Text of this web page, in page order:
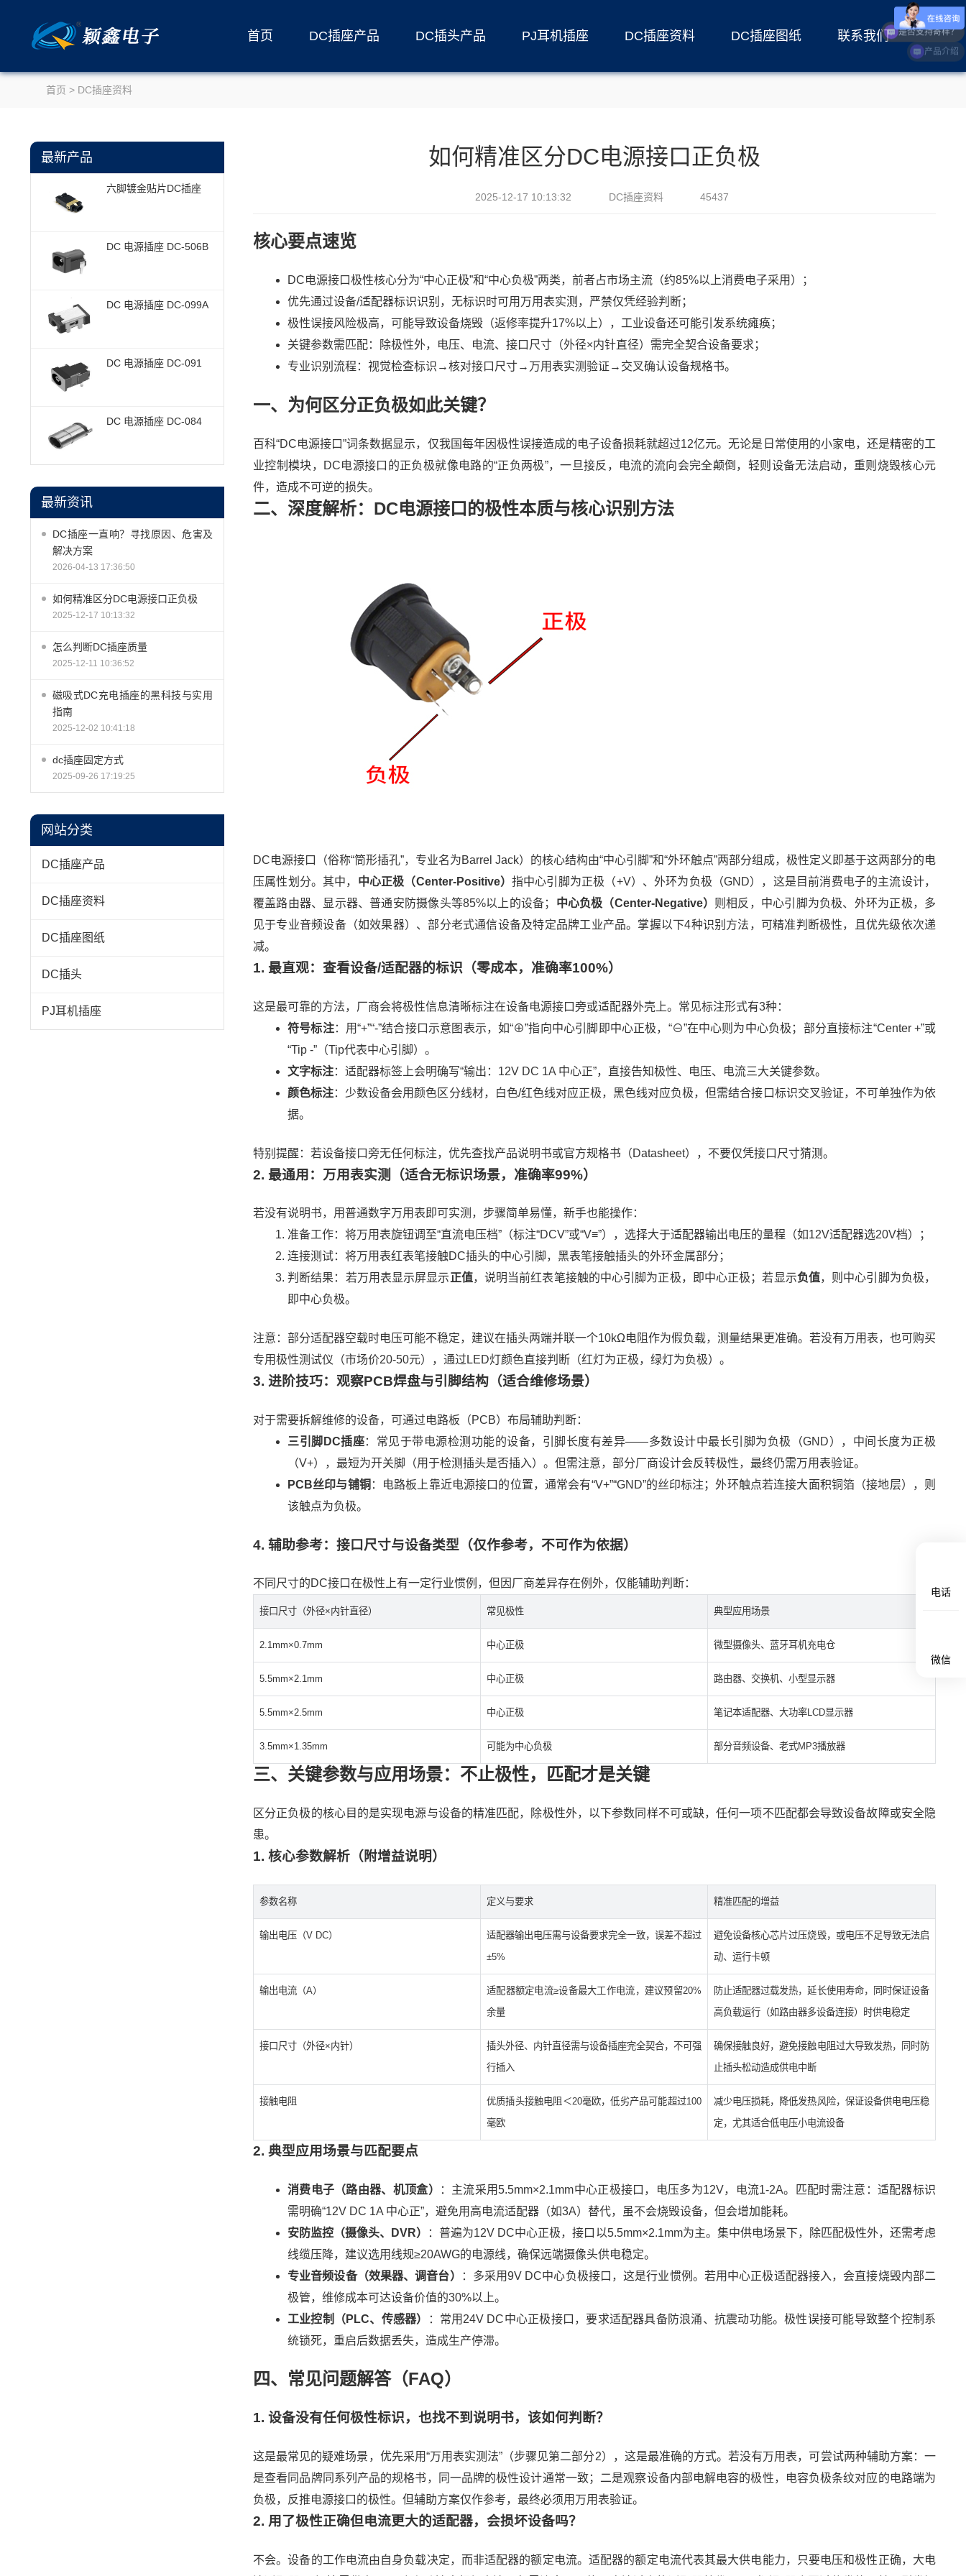
首页 DC插座产品 DC插头产品 PJ耳机插座 DC插座资料 DC插座图纸 联系我们
首页 > DC插座资料
最新产品
六脚镀金贴片DC插座
DC 电源插座 DC-506B
DC 电源插座 DC-099A
DC 电源插座 DC-091
DC 电源插座 DC-084
最新资讯
DC插座一直响？寻找原因、危害及
解决方案
2026-04-13 17:36:50
如何精准区分DC电源接口正负极
2025-12-17 10:13:32
怎么判断DC插座质量
2025-12-11 10:36:52
磁吸式DC充电插座的黑科技与实用
指南
2025-12-02 10:41:18
dc插座固定方式
2025-09-26 17:19:25
网站分类
DC插座产品
DC插座资料
DC插座图纸
DC插头
PJ耳机插座
如何精准区分DC电源接口正负极
2025-12-17 10:13:32 DC插座资料 45437
核心要点速览
DC电源接口极性核心分为“中心正极”和“中心负极”两类，前者占市场主流（约85%以上消费电子采用）；
优先通过设备/适配器标识识别，无标识时可用万用表实测，严禁仅凭经验判断；
极性误接风险极高，可能导致设备烧毁（返修率提升17%以上），工业设备还可能引发系统瘫痪；
关键参数需匹配：除极性外，电压、电流、接口尺寸（外径×内针直径）需完全契合设备要求；
专业识别流程：视觉检查标识→核对接口尺寸→万用表实测验证→交叉确认设备规格书。
一、为何区分正负极如此关键？
百科“DC电源接口”词条数据显示，仅我国每年因极性误接造成的电子设备损耗就超过12亿元。无论是日常使用的小家电，还是精密的工
业控制模块，DC电源接口的正负极就像电路的“正负两极”，一旦接反，电流的流向会完全颠倒，轻则设备无法启动，重则烧毁核心元
件，造成不可逆的损失。
二、深度解析：DC电源接口的极性本质与核心识别方法
DC电源接口（俗称“筒形插孔”，专业名为Barrel Jack）的核心结构由“中心引脚”和“外环触点”两部分组成，极性定义即基于这两部分的电
压属性划分。其中， 中心正极（Center-Positive） 指中心引脚为正极（+V）、外环为负极（GND），这是目前消费电子的主流设计，
覆盖路由器、显示器、普通安防摄像头等85%以上的设备；
中心负极（Center-Negative） 则相反，中心引脚为负极、外环为正极，多
见于专业音频设备（如效果器）、部分老式通信设备及特定品牌工业产品。掌握以下4种识别方法，可精准判断极性，且优先级依次递
减。
1. 最直观：查看设备/适配器的标识（零成本，准确率100%）
这是最可靠的方法，厂商会将极性信息清晰标注在设备电源接口旁或适配器外壳上。常见标注形式有3种：
符号标注：用“+”“-”结合接口示意图表示，如“⊕”指向中心引脚即中心正极，“⊖”在中心则为中心负极；部分直接标注“Center +”或
“Tip -”（Tip代表中心引脚）。
文字标注：适配器标签上会明确写“输出：12V DC 1A 中心正”，直接告知极性、电压、电流三大关键参数。
颜色标注：少数设备会用颜色区分线材，白色/红色线对应正极，黑色线对应负极，但需结合接口标识交叉验证，不可单独作为依
据。
特别提醒：若设备接口旁无任何标注，优先查找产品说明书或官方规格书（Datasheet），不要仅凭接口尺寸猜测。
2. 最通用：万用表实测（适合无标识场景，准确率99%）
若没有说明书，用普通数字万用表即可实测，步骤简单易懂，新手也能操作：
准备工作：将万用表旋钮调至“直流电压档”（标注“DCV”或“V≡”），选择大于适配器输出电压的量程（如12V适配器选20V档）；
连接测试：将万用表红表笔接触DC插头的中心引脚，黑表笔接触插头的外环金属部分；
判断结果：若万用表显示屏显示正值，说明当前红表笔接触的中心引脚为正极，即中心正极；若显示负值，则中心引脚为负极，
即中心负极。
注意：部分适配器空载时电压可能不稳定，建议在插头两端并联一个10kΩ电阻作为假负载，测量结果更准确。若没有万用表，也可购买
专用极性测试仪（市场价20-50元），通过LED灯颜色直接判断（红灯为正极，绿灯为负极）。
3. 进阶技巧：观察PCB焊盘与引脚结构（适合维修场景）
对于需要拆解维修的设备，可通过电路板（PCB）布局辅助判断：
三引脚DC插座：常见于带电源检测功能的设备，引脚长度有差异——多数设计中最长引脚为负极（GND），中间长度为正极
（V+），最短为开关脚（用于检测插头是否插入）。但需注意，部分厂商设计会反转极性，最终仍需万用表验证。
PCB丝印与铺铜 ：电路板上靠近电源接口的位置，通常会有“V+”“GND”的丝印标注；外环触点若连接大面积铜箔（接地层），则
该触点为负极。
4. 辅助参考：接口尺寸与设备类型（仅作参考，不可作为依据）
不同尺寸的DC接口在极性上有一定行业惯例，但因厂商差异存在例外，仅能辅助判断：
接口尺寸（外径×内针直径） 常见极性 典型应用场景
2.1mm×0.7mm 中心正极 微型摄像头、蓝牙耳机充电仓
5.5mm×2.1mm 中心正极 路由器、交换机、小型显示器
5.5mm×2.5mm 中心正极 笔记本适配器、大功率LCD显示器
3.5mm×1.35mm 可能为中心负极 部分音频设备、老式MP3播放器
三、关键参数与应用场景：不止极性，匹配才是关键
区分正负极的核心目的是实现电源与设备的精准匹配，除极性外，以下参数同样不可或缺，任何一项不匹配都会导致设备故障或安全隐
患。
1. 核心参数解析（附增益说明）
参数名称 定义与要求 精准匹配的增益
输出电压（V DC）
适配器输出电压需与设备要求完全一致，误差不超过
±5%
避免设备核心芯片过压烧毁，或电压不足导致无法启
动、运行卡顿
输出电流（A）
适配器额定电流≥设备最大工作电流，建议预留20%
余量
防止适配器过载发热，延长使用寿命，同时保证设备
高负载运行（如路由器多设备连接）时供电稳定
接口尺寸（外径×内针）
插头外径、内针直径需与设备插座完全契合，不可强
行插入
确保接触良好，避免接触电阻过大导致发热，同时防
止插头松动造成供电中断
接触电阻
优质插头接触电阻＜20毫欧，低劣产品可能超过100
毫欧
减少电压损耗，降低发热风险，保证设备供电电压稳
定，尤其适合低电压小电流设备
2. 典型应用场景与匹配要点
消费电子（路由器、机顶盒）
：主流采用5.5mm×2.1mm中心正极接口，电压多为12V，电流1-2A。匹配时需注意：适配器标识
需明确“12V DC 1A 中心正”，避免用高电流适配器（如3A）替代，虽不会烧毁设备，但会增加能耗。
安防监控（摄像头、DVR）
：普遍为12V DC中心正极，接口以5.5mm×2.1mm为主。集中供电场景下，除匹配极性外，还需考虑
线缆压降，建议选用线规≥20AWG的电源线，确保远端摄像头供电稳定。
专业音频设备（效果器、调音台）
：多采用9V DC中心负极接口，这是行业惯例。若用中心正极适配器接入，会直接烧毁内部二
极管，维修成本可达设备价值的30%以上。
工业控制（PLC、传感器）
：常用24V DC中心正极接口，要求适配器具备防浪涌、抗震动功能。极性误接可能导致整个控制系
统锁死，重启后数据丢失，造成生产停滞。
四、常见问题解答（FAQ）
1. 设备没有任何极性标识，也找不到说明书，该如何判断？
这是最常见的疑难场景，优先采用“万用表实测法”（步骤见第二部分2），这是最准确的方式。若没有万用表，可尝试两种辅助方案：一
是查看同品牌同系列产品的规格书，同一品牌的极性设计通常一致；二是观察设备内部电解电容的极性，电容负极条纹对应的电路端为
负极，反推电源接口的极性。但辅助方案仅作参考，最终必须用万用表验证。
2. 用了极性正确但电流更大的适配器，会损坏设备吗？
不会。设备的工作电流由自身负载决定，而非适配器的额定电流。适配器的额定电流代表其最大供电能力，只要电压和极性正确，大电
电话
微信
是否支持寄样？